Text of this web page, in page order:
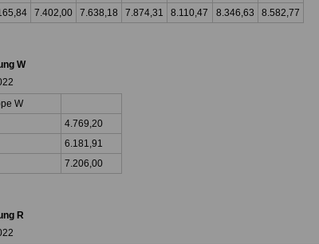
7.402,00 7.638,18 7.874,31 8.110,47 8.346,63 8.582,77
W
W
4.769,20
6.181,91
7.206,00
R